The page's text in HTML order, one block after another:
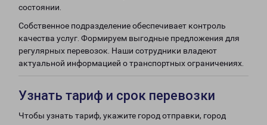
состоянии.
Собственное подразделение обеспечивает контроль
качества услуг. Формируем выгодные предложения для
регулярных перевозок. Наши сотрудники владеют
актуальной информацией о транспортных ограничениях.
Узнать тариф и срок перевозки
Чтобы узнать тариф, укажите город отправки, город